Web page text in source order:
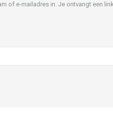
of e-mailadres in. Je ontvangt een